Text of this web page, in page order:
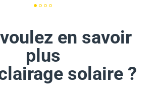
en savoir
plus
solaire ?